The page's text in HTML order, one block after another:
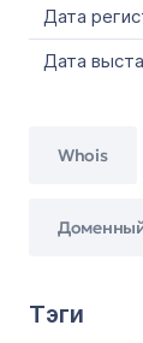
Дата
Дата
Whois
Тэги